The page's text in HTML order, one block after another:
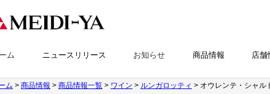
ム ニュースリリース お知らせ 商品情報 店舗
ム > 商品情報 > 商品情報一覧 > ワイン > ルンガロッティ > オウレンテ・シャル